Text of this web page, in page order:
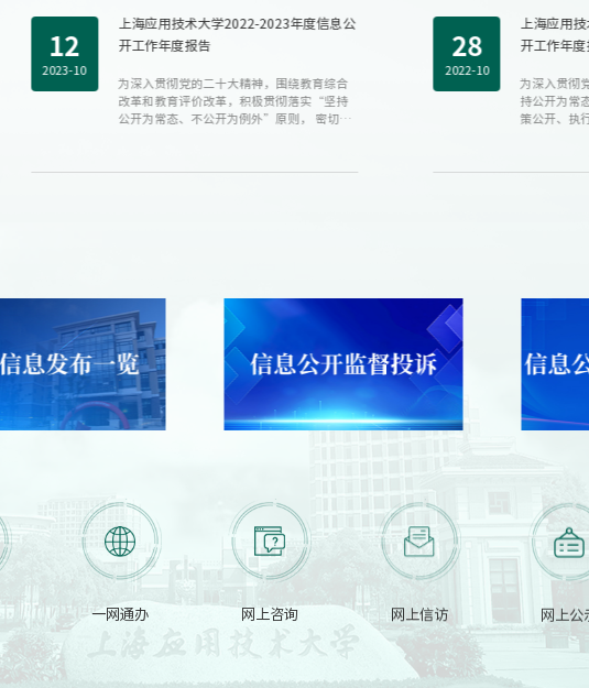
12
2023-10
上海应用技术大学2022-2023年度信息公
开工作年度报告
为深入贯彻党的二十大精神，围绕教育综合
改革和教育评价改革，积极贯彻落实“坚持
公开为常态、不公开为例外”原则， 密切联
28
2022-10
上海应用
开工作年
为深入贯彻
持公开为常
策公开、执
一网通办 网上咨询 网上信访 网上公